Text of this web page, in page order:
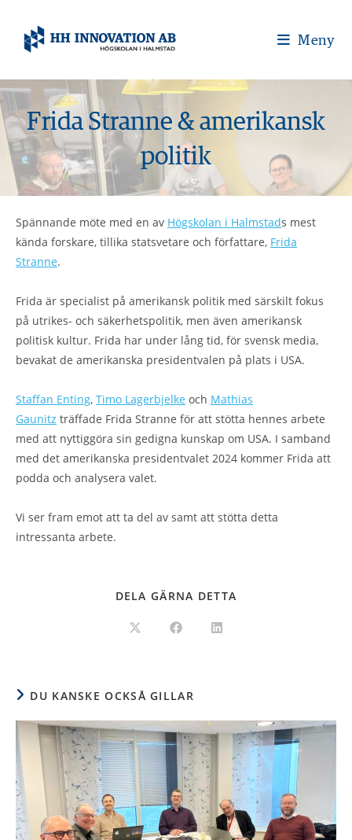
Meny
Frida Stranne & amerikansk
politik
Spännande möte med en av Högskolan i Halmstads mest
kända forskare, tillika statsvetare och författare, Frida
Stranne.
Frida är specialist på amerikansk politik med särskilt fokus
på utrikes- och säkerhetspolitik, men även amerikansk
politisk kultur. Frida har under lång tid, för svensk media,
bevakat de amerikanska presidentvalen på plats i USA.
Staffan Enting, Timo Lagerbjelke och Mathias
Gaunitz träffade Frida Stranne för att stötta hennes arbete
med att nyttiggöra sin gedigna kunskap om USA. I samband
med det amerikanska presidentvalet 2024 kommer Frida att
podda och analysera valet.
Vi ser fram emot att ta del av samt att stötta detta
intressanta arbete.
DELA GÄRNA DETTA
DU KANSKE OCKSÅ GILLAR